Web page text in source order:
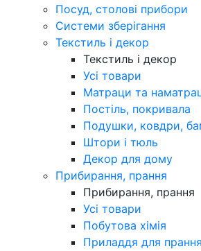
Посуд, столові прибори
Системи зберігання
Текстиль і декор
Текстиль і декор
Усі товари
Матраци та
Постіль, покривала
Подушки, ковдри,
Штори і тюль
Декор для дому
Прибирання, прання
Прибирання, прання
Усі товари
Побутова хімія
Приладдя для